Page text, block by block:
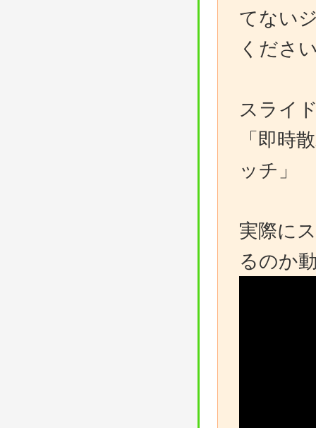
てない
くださ
スライ
「即時
ッチ」
実際に
るのか